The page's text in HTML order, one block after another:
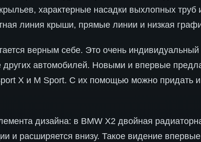
характерные насадки выхлопных труб
линия крыши, прямые линии и низкая
верным себе. Это очень
автомобилей. Новыми и впервые
X и M Sport. С их помощью можно придать
дизайна: в BMW X2 двойная
и расширяется внизу. Такое видение